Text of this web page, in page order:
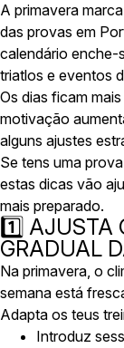
A primavera
das provas em
calendário enche-
triatlos e eventos
Os dias ficam
motivação
alguns ajustes
Se tens uma
estas dicas vão
mais preparado.
1️⃣ AJUSTA
GRADUAL
Na primavera, o
semana está
Adapta os teus
Introduz